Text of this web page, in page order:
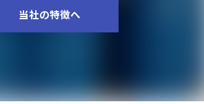
当社の特徴へ